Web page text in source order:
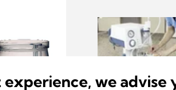
experience, we advise